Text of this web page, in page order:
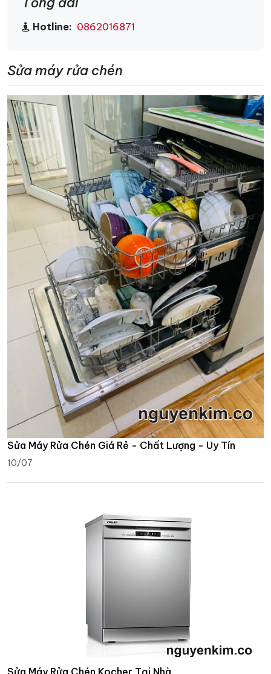
Hotline: 0862016871
Sửa máy rửa chén
Sửa Máy Rửa Chén Giá Rẻ - Chất Lượng - Uy Tín
10/07
Sửa Máy Rửa Chén Kocher Tại Nhà